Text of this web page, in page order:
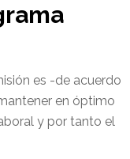
es -de acuerdo
en óptimo
y por tanto el